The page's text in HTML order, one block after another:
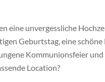
eine unvergessliche
Geburtstag, eine
Kommunionsfeier und
Location?